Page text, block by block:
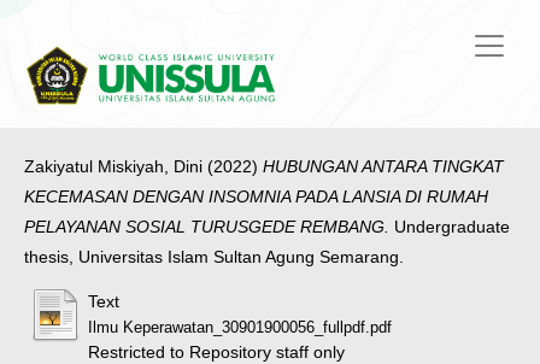
Zakiyatul Miskiyah, Dini (2022) HUBUNGAN ANTARA TINGKAT
KECEMASAN DENGAN INSOMNIA PADA LANSIA DI RUMAH
PELAYANAN SOSIAL TURUSGEDE REMBANG. Undergraduate
thesis, Universitas Islam Sultan Agung Semarang.
Text
Ilmu Keperawatan_30901900056_fullpdf.pdf
Restricted to Repository staff only